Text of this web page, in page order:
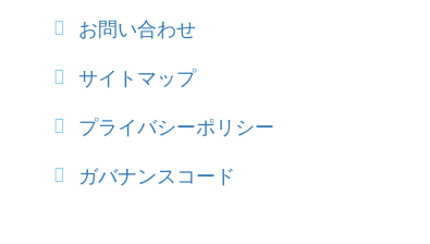
お問い合わせ
サイトマップ
プライバシーポリシー
ガバナンスコード